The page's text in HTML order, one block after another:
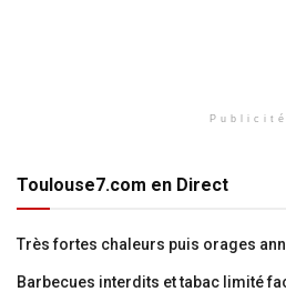
Publicité
Toulouse7.com en Direct
Très fortes chaleurs puis orages
Barbecues interdits et tabac limité